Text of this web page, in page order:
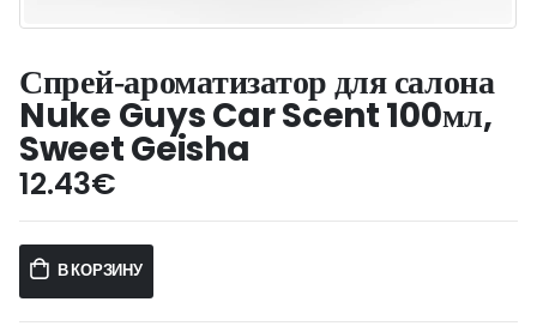
Спрей‑ароматизатор для салона
Nuke Guys Car Scent 100мл,
Sweet Geisha
12.43€
В КОРЗИНУ